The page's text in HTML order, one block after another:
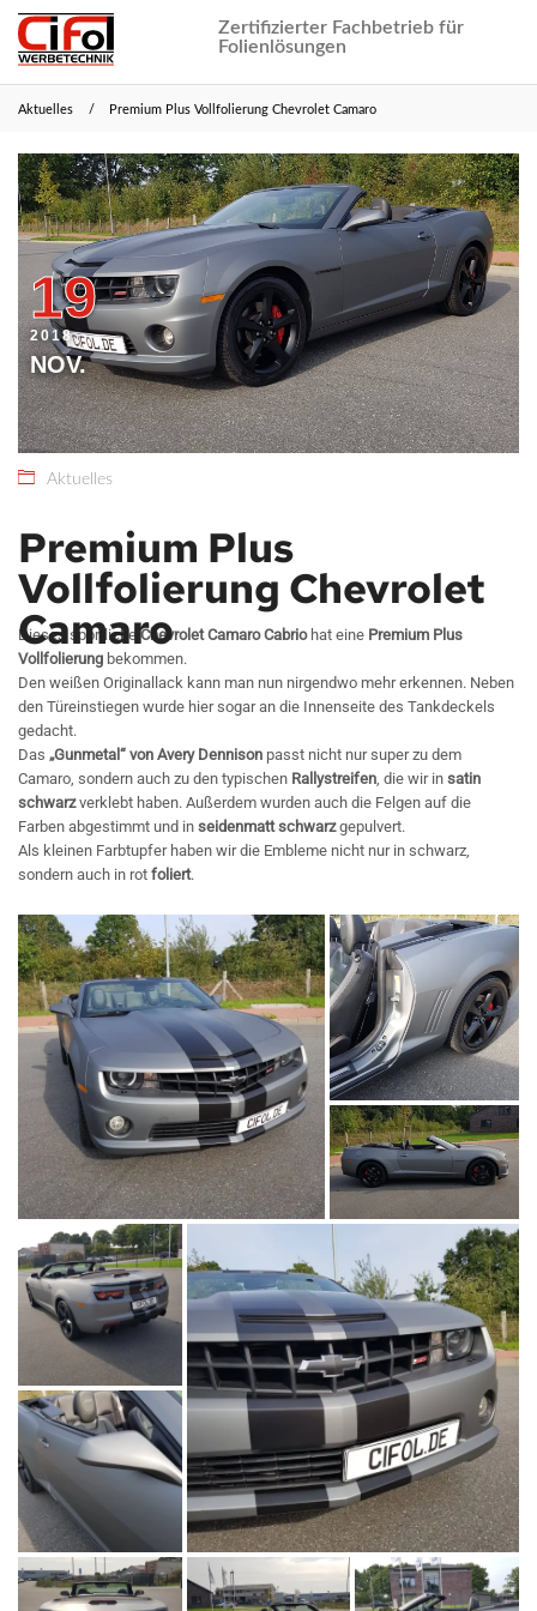
Zertifizierter Fachbetrieb für
Folienlösungen
Aktuelles Premium Plus Vollfolierung Chevrolet Camaro
21.
März
2021
CiFol
Webmaster
19
2018
NOV.
Aktuelles
Premium Plus
Vollfolierung Chevrolet
Camaro
Dieses sportliche Chevrolet Camaro Cabriohat eine Premium Plus
Vollfolierung bekommen.
Den weißen Originallack kann man nun nirgendwo mehr erkennen. Neben
den Türeinstiegen wurde hier sogar an die Innenseite des Tankdeckels
gedacht.
Das „Gunmetal“ von Avery Dennison passt nicht nur super zu dem
Camaro, sondern auch zu den typischen Rallystreifen, die wir in satin
schwarzverklebt haben. Außerdem wurden auch die Felgen auf die
Farben abgestimmt und in seidenmatt schwarzgepulvert.
Als kleinen Farbtupfer haben wir die Embleme nicht nur in schwarz,
sondern auch in rot foliert.